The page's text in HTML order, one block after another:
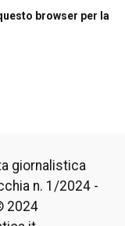
browser per la
giornalistica
n. 1/2024 -
2024